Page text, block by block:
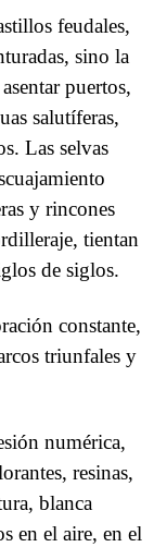
feudales,
sino la
puertos,
salutíferas,
Las selvas
y rincones
tientan
de siglos.
constante,
triunfales y
numérica,
resinas,
blanca
en el aire, en el